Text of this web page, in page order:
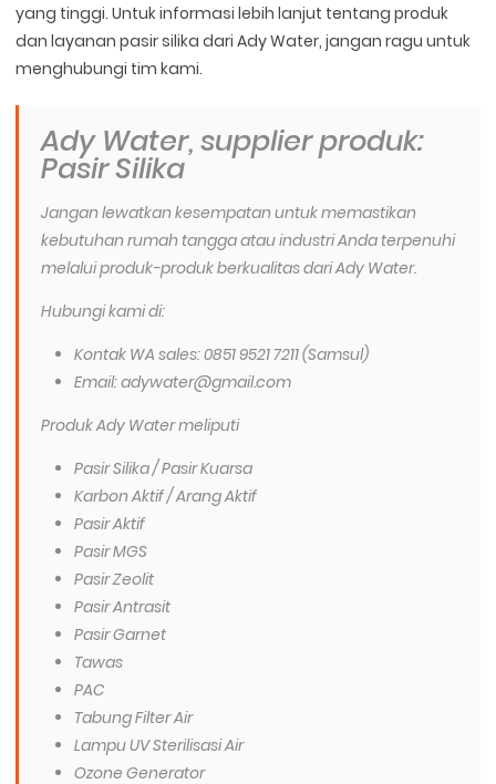
yang tinggi. Untuk informasi lebih lanjut tentang produk
dan layanan pasir silika dari Ady Water, jangan ragu untuk
menghubungi tim kami.
Ady Water, supplier produk:
Pasir Silika
Jangan lewatkan kesempatan untuk memastikan
kebutuhan rumah tangga atau industri Anda terpenuhi
melalui produk-produk berkualitas dari Ady Water.
Hubungi kami di:
Kontak WA sales: 0851 9521 7211 (Samsul)
Email: adywater@gmail.com
Produk Ady Water meliputi
Pasir Silika / Pasir Kuarsa
Karbon Aktif / Arang Aktif
Pasir Aktif
Pasir MGS
Pasir Zeolit
Pasir Antrasit
Pasir Garnet
Tawas
PAC
Tabung Filter Air
Lampu UV Sterilisasi Air
Ozone Generator